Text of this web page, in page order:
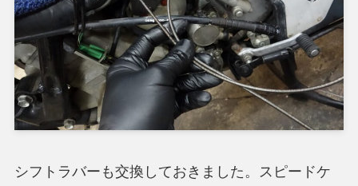
シフトラバーも交換しておきました。スピードケ